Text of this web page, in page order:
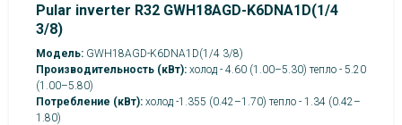
Pular inverter R32 GWH18AGD-K6DNA1D(1/4
3/8)
Модель: GWH18AGD-K6DNA1D(1/4 3/8)
Производительность (кВт): холод - 4.60 (1.00–5.30) тепло - 5.20
(1.00–5.80)
Потребление (кВт): холод -1.355 (0.42–1.70) тепло - 1.34 (0.42–
1.80)